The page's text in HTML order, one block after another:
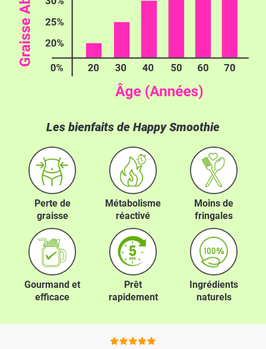
Les bienfaits de Happy Smoothie
Perte de
graisse
Métabolisme
réactivé
Moins de
fringales
Gourmand et
efficace
Prêt
rapidement
Ingrédients
naturels